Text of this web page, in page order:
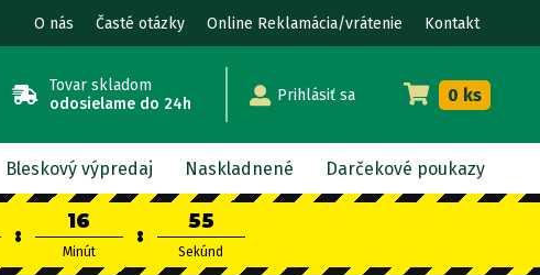
O nás Časté otázky Online Reklamácia/vrátenie Kontakt
Tovar skladom
odosielame do 24h
Prihlásiť sa 0 ks
Bleskový výpredaj Naskladnené Darčekové poukazy
:
16
Minút
:
54
Sekúnd